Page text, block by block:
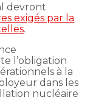
devront
exigés par la
.
l’obligation
à la
dans les
nucléaire